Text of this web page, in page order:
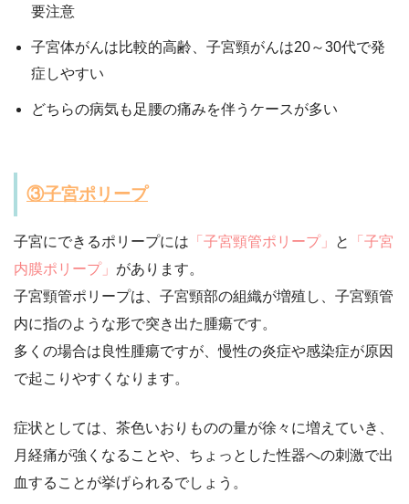
要注意
子宮体がんは比較的高齢、子宮頸がんは20～30代で発
症しやすい
どちらの病気も足腰の痛みを伴うケースが多い
③子宮ポリープ
子宮にできるポリープには 「子宮頸管ポリープ」 と
「子宮
内膜ポリープ」 があります。
子宮頸管ポリープは、子宮頸部の組織が増殖し、子宮頸管
内に指のような形で突き出た腫瘍です。
多くの場合は良性腫瘍ですが、慢性の炎症や感染症が原因
で起こりやすくなります。
症状としては、茶色いおりものの量が徐々に増えていき、
月経痛が強くなることや、ちょっとした性器への刺激で出
血することが挙げられるでしょう。